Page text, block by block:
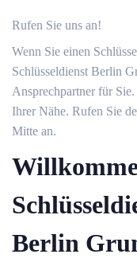
Rufen Sie uns an!
Wenn Sie einen
Schlüsseldienst Berlin
Ansprechpartner für
Ihrer Nähe. Rufen Sie
Mitte an.
Berlin